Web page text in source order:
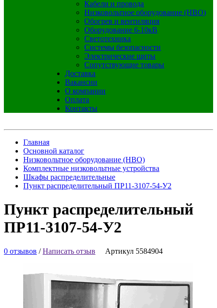
Кабели и провода
Низковольтное оборудование (НВО)
Обогрев и вентиляция
Оборудование 6-10кВ
Светотехника
Системы безопасности
Электрические щиты
Сопутствующие товары
Доставка
Вакансии
О компании
Оплата
Контакты
Главная
Основной каталог
Низковольтное оборудование (НВО)
Комплектные низковольтные устройства
Шкафы распределительные
Пункт распределительный ПР11-3107-54-У2
Пункт распределительный
ПР11-3107-54-У2
0 отзывов /Написать отзыв Артикул 5584904